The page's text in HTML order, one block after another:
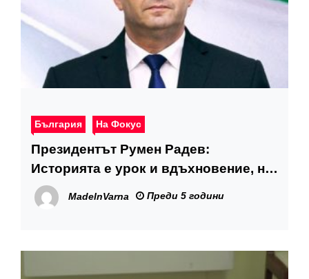
България На Фокус
Президентът Румен Радев:
Историята е урок и вдъхновение, но
никой народ не може да лежи на
лаврите на своите мъртви герои
MadeInVarna Преди 5 години